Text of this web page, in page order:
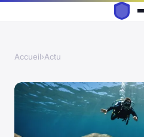
Accueil›Actu